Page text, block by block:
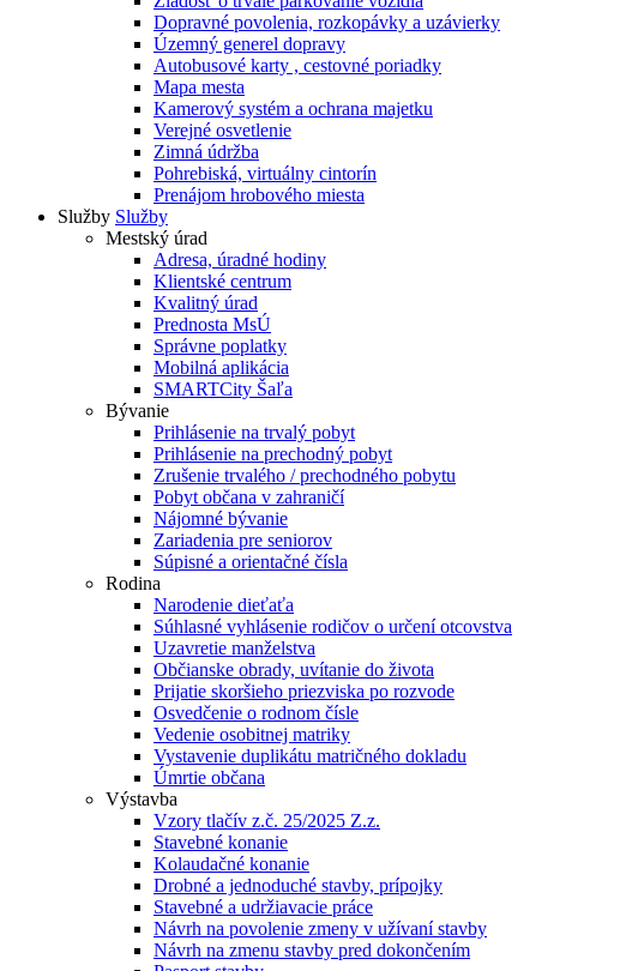
Dopravné povolenia, rozkopávky a uzávierky
Územný generel dopravy
Autobusové karty , cestovné poriadky
Mapa mesta
Kamerový systém a ochrana majetku
Verejné osvetlenie
Zimná údržba
Pohrebiská, virtuálny cintorín
Prenájom hrobového miesta
Služby Služby
Mestský úrad
Adresa, úradné hodiny
Klientské centrum
Kvalitný úrad
Prednosta MsÚ
Správne poplatky
Mobilná aplikácia
SMARTCity Šaľa
Bývanie
Prihlásenie na trvalý pobyt
Prihlásenie na prechodný pobyt
Zrušenie trvalého / prechodného pobytu
Pobyt občana v zahraničí
Nájomné bývanie
Zariadenia pre seniorov
Súpisné a orientačné čísla
Rodina
Narodenie dieťaťa
Súhlasné vyhlásenie rodičov o určení otcovstva
Uzavretie manželstva
Občianske obrady, uvítanie do života
Prijatie skoršieho priezviska po rozvode
Osvedčenie o rodnom čísle
Vedenie osobitnej matriky
Vystavenie duplikátu matričného dokladu
Úmrtie občana
Výstavba
Vzory tlačív z.č. 25/2025 Z.z.
Stavebné konanie
Kolaudačné konanie
Drobné a jednoduché stavby, prípojky
Stavebné a udržiavacie práce
Návrh na povolenie zmeny v užívaní stavby
Návrh na zmenu stavby pred dokončením